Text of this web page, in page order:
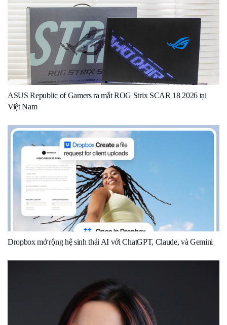
ASUS Republic of Gamers ra mắt ROG Strix SCAR 18 2026 tại
Việt Nam
Dropbox mở rộng hệ sinh thái AI với ChatGPT, Claude, và Gemini